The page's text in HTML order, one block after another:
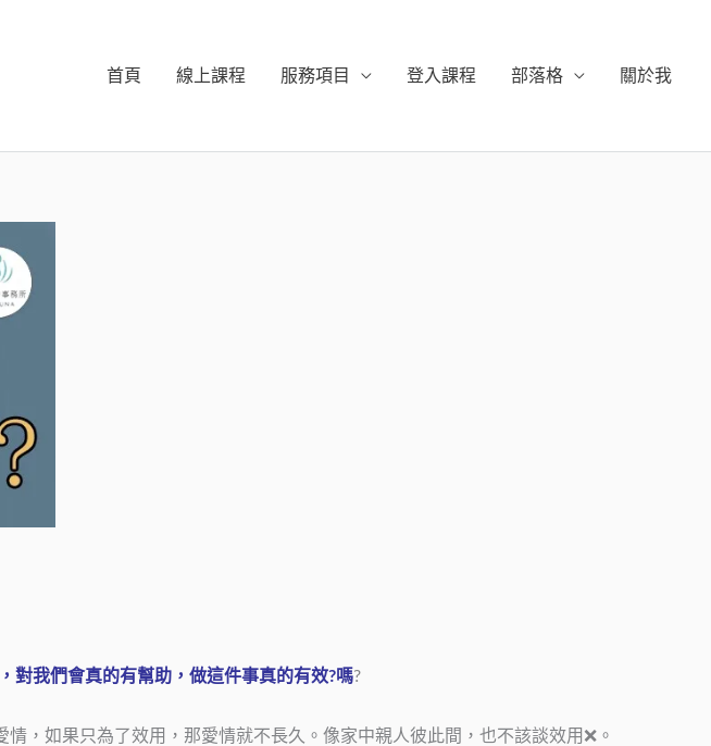
首頁 線上課程 服務項目 登入課程 部落格 關於我
對我們會真的有幫助，做這件事真的有效?嗎?
，如果只為了效用，那愛情就不長久。像家中親人彼此間，也不該談效用❌。